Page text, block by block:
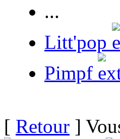
...
Litt'pop
Pimpf
[ Retour ]